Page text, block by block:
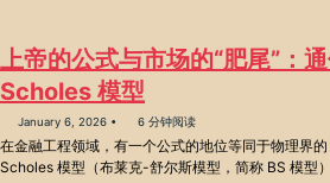
上帝的公式与市场的“肥尾”：
Scholes 模型
January 6, 2026 6 分钟阅读
在金融工程领域，有一个公式的地位等同于物理界的
Scholes 模型（布莱克-舒尔斯模型，简称 BS 模型）